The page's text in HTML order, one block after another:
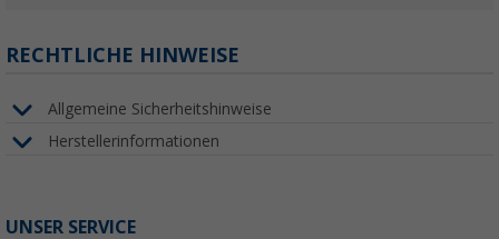
RECHTLICHE HINWEISE
Allgemeine Sicherheitshinweise
Herstellerinformationen
UNSER SERVICE